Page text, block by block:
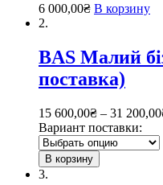
6 000,00₴ В корзину
2.
BAS Малий
поставка)
15 600,00₴ – 31 200,00
Вариант поставки:
В корзину
3.